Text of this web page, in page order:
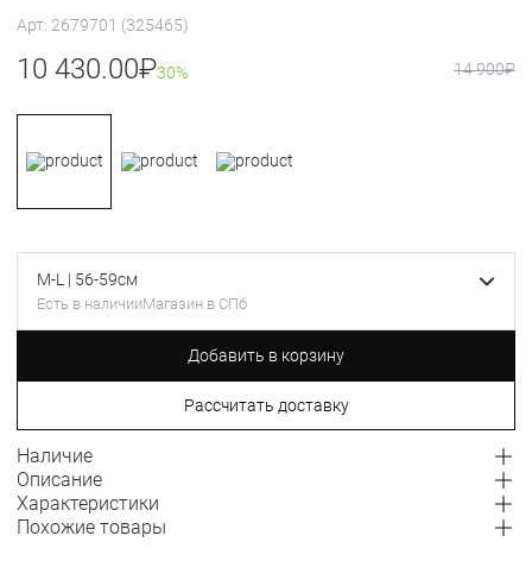
Арт: 2679701 (325465)
10 430.00₽30% 14 900₽
M-L | 56-59см
Есть в наличииМагазин в СПб
Добавить в корзину
Рассчитать доставку
Наличие
Описание
Характеристики
Похожие товары